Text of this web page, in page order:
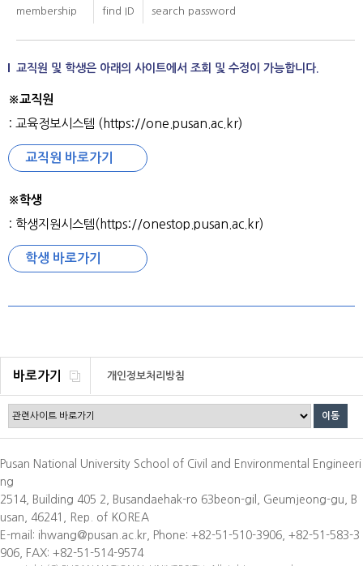
교직원 및 학생은 아래의 사이트에서 조회 및 수정이 가능합니다.
※교직원
: 교육정보시스템 (https://one.pusan.ac.kr)
교직원 바로가기
※학생
: 학생지원시스템(https://onestop.pusan.ac.kr)
학생 바로가기
바로가기 개인정보처리방침
Pusan National University School of Civil and Environmental Engineeri
ng
2514, Building 405 2, Busandaehak-ro 63beon-gil, Geumjeong-gu, B
usan, 46241, Rep. of KOREA
E-mail: ihwang@pusan.ac.kr, Phone: +82-51-510-3906, +82-51-583-3
906, FAX: +82-51-514-9574